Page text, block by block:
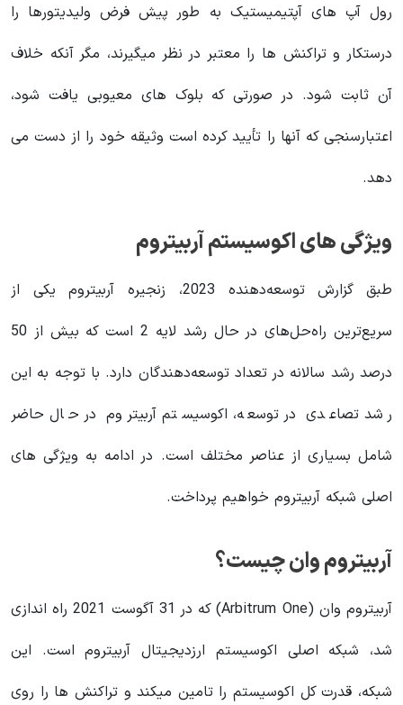
رول آپ های آپتیمیستیک به طور پیش فرض ولیدیتورها را
درستکار و تراکنش ها را معتبر در نظر میگیرند، مگر آنکه خلاف
آن ثابت شود. در صورتی که بلوک های معیوبی یافت شود،
اعتبارسنجی که آنها را تأیید کرده است وثیقه خود را از دست می
دهد.
ویژگی های اکوسیستم آربیتروم
طبق گزارش توسعه‌دهنده 2023، زنجیره آربیتروم یکی از
سریع‌ترین راه‌حل‌های در حال رشد لایه 2 است که بیش از 50
درصد رشد سالانه در تعداد توسعه‌دهندگان دارد. با توجه به این
رشد تصاعدی در توسعه، اکوسیستم آربیتروم در حال حاضر
شامل بسیاری از عناصر مختلف است. در ادامه به ویژگی های
اصلی شبکه آربیتروم خواهیم پرداخت.
آربیتروم وان چیست؟
آربیتروم وان (Arbitrum One) که در 31 آگوست 2021 راه اندازی
شد، شبکه اصلی اکوسیستم ارزدیجیتال آربیتروم است. این
شبکه، قدرت کل اکوسیستم را تامین میکند و تراکنش ها را روی